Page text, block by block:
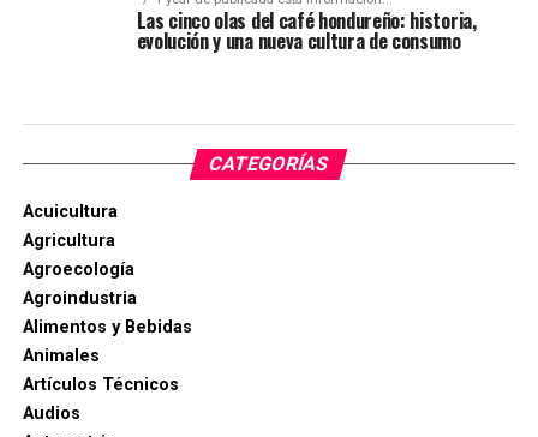
Las cinco olas del café hondureño: historia,
evolución y una nueva cultura de consumo
CATEGORÍAS
Acuicultura
Agricultura
Agroecología
Agroindustria
Alimentos y Bebidas
Animales
Artículos Técnicos
Audios